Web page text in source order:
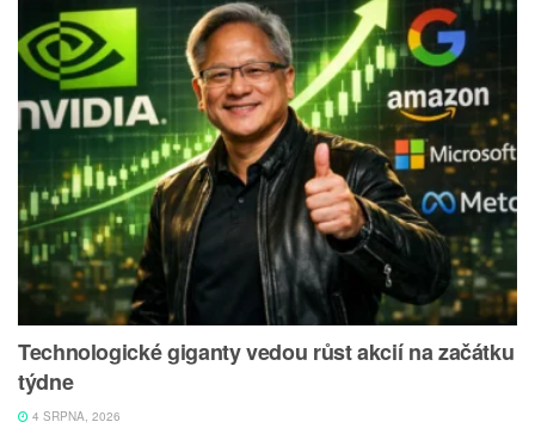
Technologické giganty vedou růst akcií na začátku
týdne
4 SRPNA, 2026